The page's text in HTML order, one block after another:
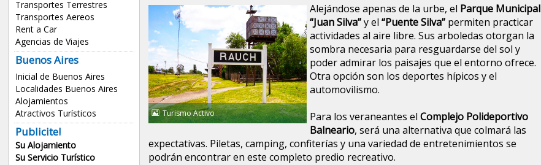
Transportes Terrestres
Transportes Aereos
Rent a Car
Agencias de Viajes
Buenos Aires
Inicial de Buenos Aires
Localidades Buenos Aires
Alojamientos
Atractivos Turísticos
Publicite!
Su Alojamiento
Su Servicio Turístico
Turismo Activo
Alejándose apenas de la urbe, el Parque Municipal
“Juan Silva”y el “Puente Silva”permiten practicar
actividades al aire libre. Sus arboledas otorgan la
sombra necesaria para resguardarse del sol y
poder admirar los paisajes que el entorno ofrece.
Otra opción son los deportes hípicos y el
automovilismo.
Para los veraneantes el Complejo Polideportivo
Balneario, será una alternativa que colmará las
expectativas. Piletas, camping, confiterías y una variedad de entretenimientos se
podrán encontrar en este completo predio recreativo.